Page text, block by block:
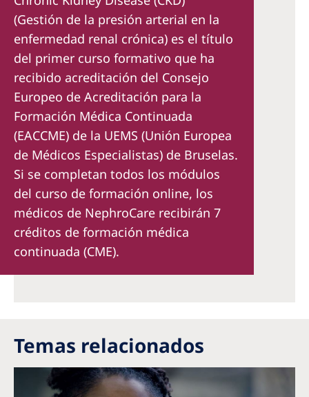
(Gestión de la presión arterial en la
enfermedad renal crónica) es el título
del primer curso formativo que ha
recibido acreditación del Consejo
Europeo de Acreditación para la
Formación Médica Continuada
(EACCME) de la UEMS (Unión Europea
de Médicos Especialistas) de Bruselas.
Si se completan todos los módulos
del curso de formación online, los
médicos de NephroCare recibirán 7
créditos de formación médica
continuada (CME).
Temas relacionados